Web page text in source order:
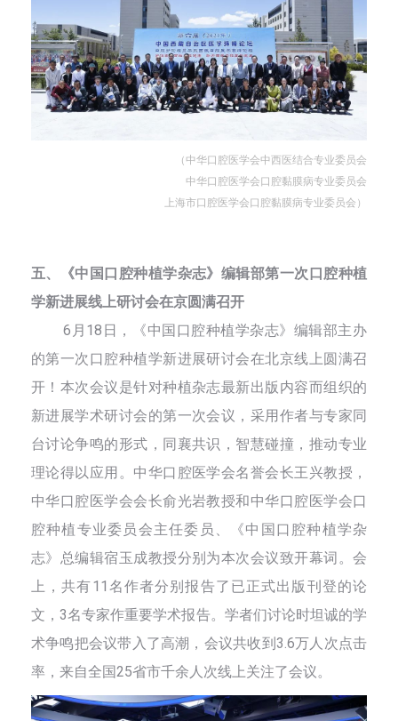
（中华口腔医学会中西医结合专业委员会
中华口腔医学会口腔黏膜病专业委员会
上海市口腔医学会口腔黏膜病专业委员会）
五、《中国口腔种植学杂志》编辑部第一次口腔种植
学新进展线上研讨会在京圆满召开
6月18日，《中国口腔种植学杂志》编辑部主办
的第一次口腔种植学新进展研讨会在北京线上圆满召
开！本次会议是针对种植杂志最新出版内容而组织的
新进展学术研讨会的第一次会议，采用作者与专家同
台讨论争鸣的形式，同襄共识，智慧碰撞，推动专业
理论得以应用。中华口腔医学会名誉会长王兴教授，
中华口腔医学会会长俞光岩教授和中华口腔医学会口
腔种植专业委员会主任委员、《中国口腔种植学杂
志》总编辑宿玉成教授分别为本次会议致开幕词。会
上，共有11名作者分别报告了已正式出版刊登的论
文，3名专家作重要学术报告。学者们讨论时坦诚的学
术争鸣把会议带入了高潮，会议共收到3.6万人次点击
率，来自全国25省市千余人次线上关注了会议。